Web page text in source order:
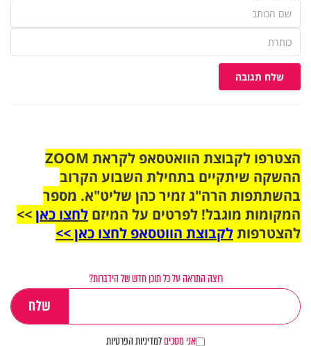
שלח תגובה
הצטרפו לקבוצת הוואטסאפ לקראת ZOOM
ההשקה שיתקיים בתחילת השבוע הקרוב
בהשתתפות הרה"ג זמיר כהן שליט"א. מספר
המקומות מוגבל! לפרטים על המיזם לחצו כאן>>
להצטרפותלקבוצת הווטסאפ לחצו כאן >>
רוצה התראה על כל תוכן חדש של הידברות?
אני מסכיםלמדיניות הפרטיות